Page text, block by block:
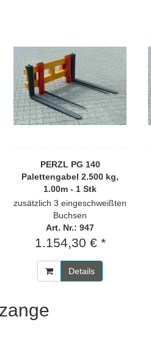
PERZL PG 140
Palettengabel 2.500 kg,
1.00m - 1 Stk
zusätzlich 3 eingeschweißten
Buchsen
Art. Nr.: 947
1.154,30 € *
Details